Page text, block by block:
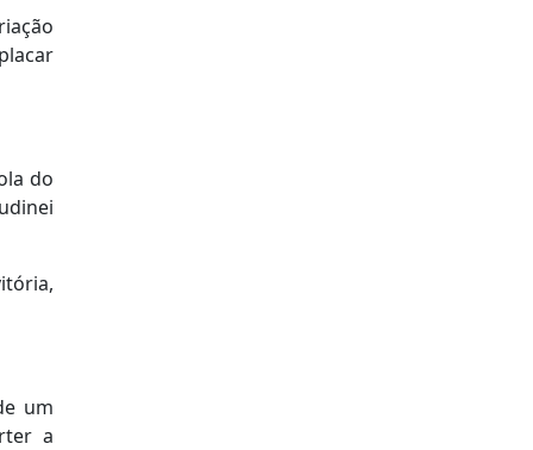
do
um
a